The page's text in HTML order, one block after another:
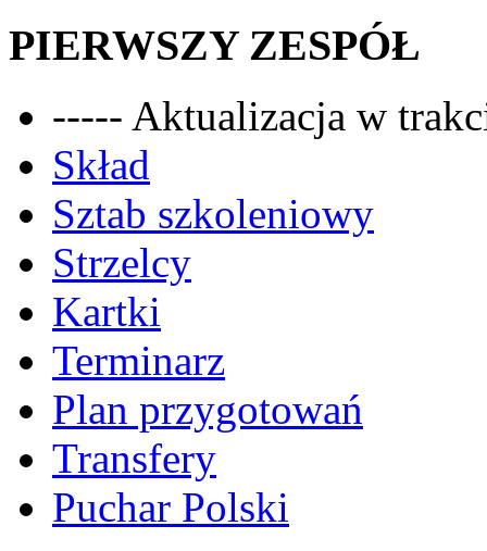
PIERWSZY ZESPÓŁ
----- Aktualizacja w
Skład
Sztab szkoleniowy
Strzelcy
Kartki
Terminarz
Plan przygotowań
Transfery
Puchar Polski